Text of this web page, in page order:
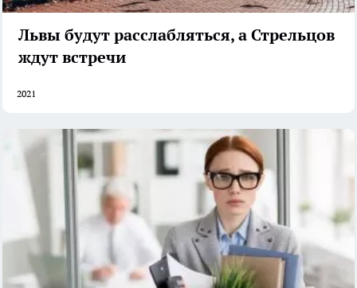
Львы будут расслабляться, а Стрельцов
ждут встречи
2021